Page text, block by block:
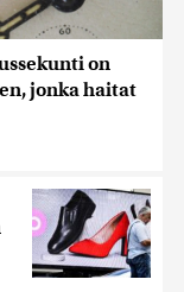
on
jonka haitat